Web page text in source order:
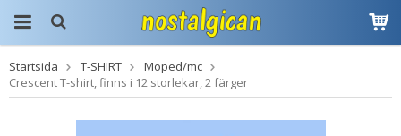
Produkten har blivit
tillagd i varukorgen
Startsida T-SHIRT
Moped/mc
Crescent T-shirt, finns i 12 storlekar, 2 färger